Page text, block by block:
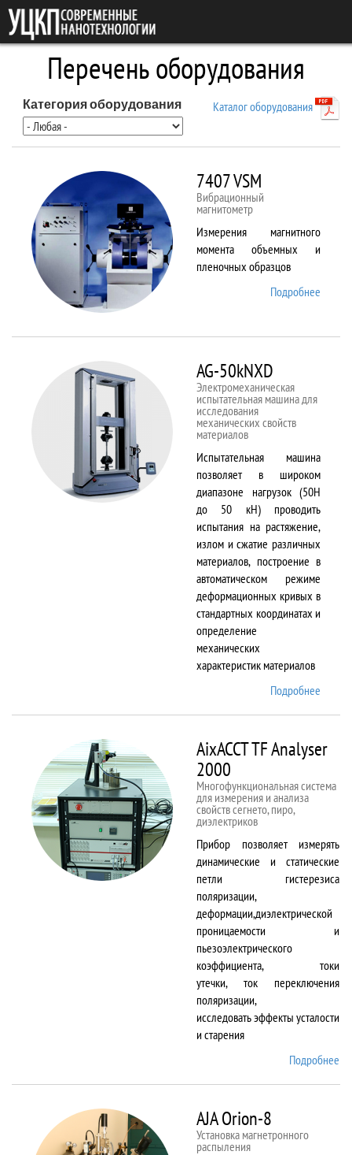
Перейти к основному содержанию
Перечень оборудования
Каталог оборудования
Категория оборудования
7407 VSM
Вибрационный
магнитометр
Измерения магнитного
момента объемных и
пленочных образцов
Подробнее
AG-50kNXD
Электромеханическая
испытательная машина для
исследования
механических свойств
материалов
Испытательная машина
позволяет в широком
диапазоне нагрузок (50Н
до 50 кН) проводить
испытания на растяжение,
излом и сжатие различных
материалов, построение в
автоматическом режиме
деформационных кривых в
стандартных координатах и
определение
механических
характеристик материалов
Подробнее
AixACCT TF Analyser
2000
Многофункциональная система
для измерения и анализа
свойств сегнето, пиро,
диэлектриков
Прибор позволяет измерять
динамические и статические
петли гистерезиса
поляризации,
деформации,диэлектрической
проницаемости и
пьезоэлектрического
коэффициента, токи
утечки, ток переключения
поляризации,
исследовать эффекты усталости
и старения
Подробнее
AJA Orion-8
Установка магнетронного
распыления